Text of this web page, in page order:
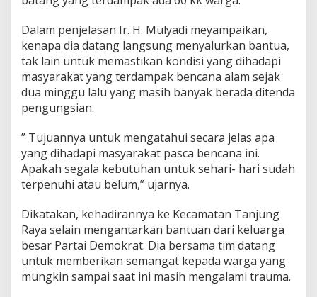
Dalam penjelasan Ir. H. Mulyadi meyampaikan,
kenapa dia datang langsung menyalurkan bantua,
tak lain untuk memastikan kondisi yang dihadapi
masyarakat yang terdampak bencana alam sejak
dua minggu lalu yang masih banyak berada ditenda
pengungsian.
” Tujuannya untuk mengatahui secara jelas apa
yang dihadapi masyarakat pasca bencana ini.
Apakah segala kebutuhan untuk sehari- hari sudah
terpenuhi atau belum,” ujarnya.
Dikatakan, kehadirannya ke Kecamatan Tanjung
Raya selain mengantarkan bantuan dari keluarga
besar Partai Demokrat. Dia bersama tim datang
untuk memberikan semangat kepada warga yang
mungkin sampai saat ini masih mengalami trauma.